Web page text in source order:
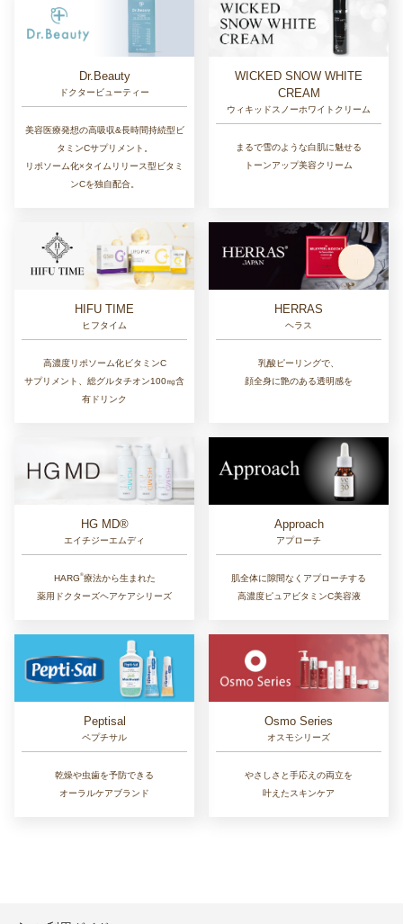
Dr.Beauty
ドクタービューティー
美容医療発想の高吸収&長時間持続型ビ
タミンCサプリメント。
リポソーム化×タイムリリース型ビタミ
ンCを独自配合。
WICKED SNOW WHITE
CREAM
ウィキッドスノーホワイトクリーム
まるで雪のような白肌に魅せる
トーンアップ美容クリーム
HIFU TIME
ヒフタイム
高濃度リポソーム化ビタミンC
サプリメント、総グルタチオン100㎎含
有ドリンク
HERRAS
ヘラス
乳酸ピーリングで、
顔全身に艶のある透明感を
HG MD®
エイチジーエムディ
HARG®︎療法から生まれた
薬用ドクターズヘアケアシリーズ
Approach
アプローチ
肌全体に隙間なくアプローチする
高濃度ピュアビタミンC美容液
Peptisal
ペプチサル
乾燥や虫歯を予防できる
オーラルケアブランド
Osmo Series
オスモシリーズ
やさしさと手応えの両立を
叶えたスキンケア